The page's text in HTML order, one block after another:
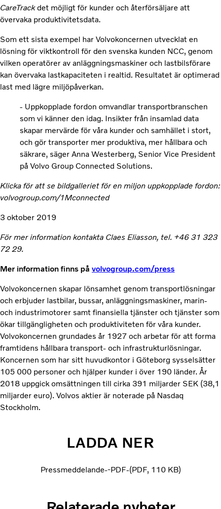
CareTrackdet möjligt för kunder och återförsäljare att
övervaka produktivitetsdata.
Som ett sista exempel har Volvokoncernen utvecklat en
lösning för viktkontroll för den svenska kunden NCC, genom
vilken operatörer av anläggningsmaskiner och lastbilsförare
kan övervaka lastkapaciteten i realtid. Resultatet är optimerad
last med lägre miljöpåverkan.
- Uppkopplade fordon omvandlar transportbranschen
som vi känner den idag. Insikter från insamlad data
skapar mervärde för våra kunder och samhället i stort,
och gör transporter mer produktiva, mer hållbara och
säkrare, säger Anna Westerberg, Senior Vice President
på Volvo Group Connected Solutions.
Klicka för att se bildgalleriet för en miljon uppkopplade fordon:
volvogroup.com/1Mconnected
3 oktober 2019
För mer information kontakta Claes Eliasson, tel. +46 31 323
72 29.
Mer information finns på volvogroup.com/press
Volvokoncernen skapar lönsamhet genom transportlösningar
och erbjuder lastbilar, bussar, anläggningsmaskiner, marin-
och industrimotorer samt finansiella tjänster och tjänster som
ökar tillgängligheten och produktiviteten för våra kunder.
Volvokoncernen grundades år 1927 och arbetar för att forma
framtidens hållbara transport- och infrastrukturlösningar.
Koncernen som har sitt huvudkontor i Göteborg sysselsätter
105 000 personer och hjälper kunder i över 190 länder. År
2018 uppgick omsättningen till cirka 391 miljarder SEK (38,1
miljarder euro). Volvos aktier är noterade på Nasdaq
Stockholm.
LADDA NER
Pressmeddelande--PDF- PDF 110 KB